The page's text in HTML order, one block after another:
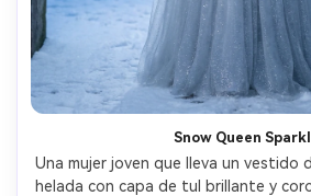
Snow Queen
Una mujer joven que lleva un vestido
helada con capa de tul brillante y